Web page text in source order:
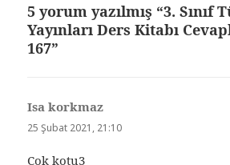
5 yorum yazılmış “3. Sınıf
Yayınları Ders Kitabı
167”
Isa korkmaz
ki:
25 Şubat 2021, 21:10
Cok kotu3